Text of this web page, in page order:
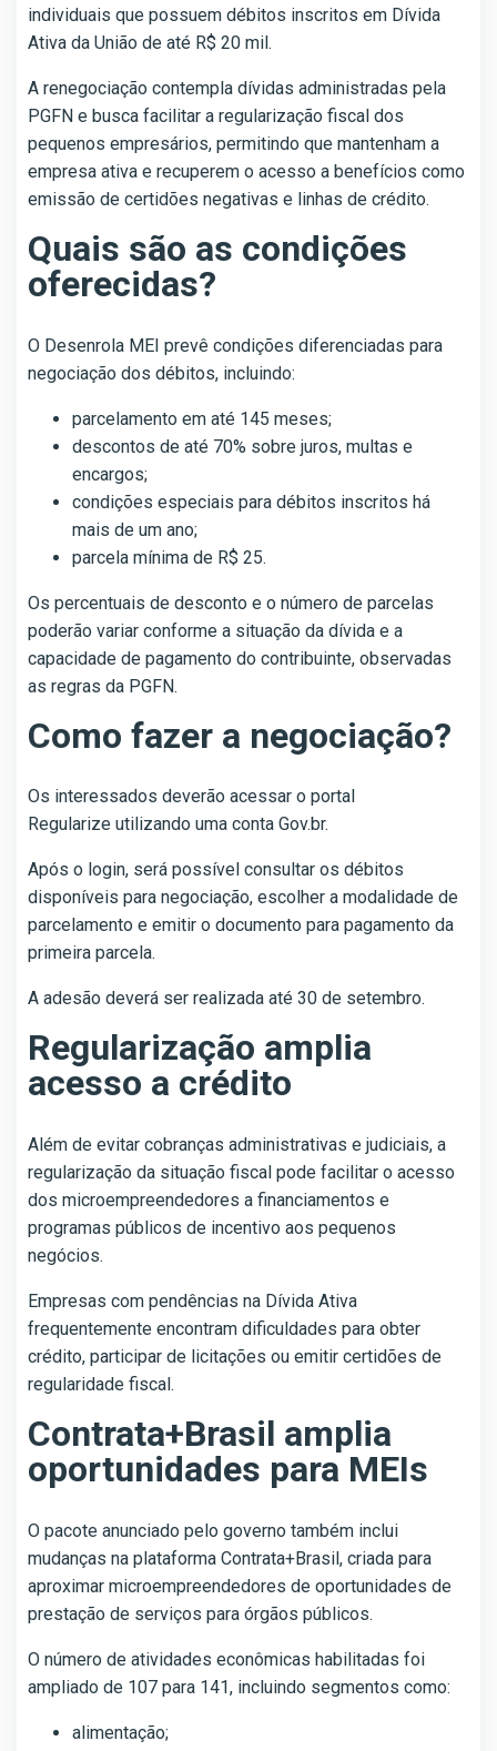
individuais que possuem débitos inscritos em Dívida
Ativa da União de até R$ 20 mil.
A renegociação contempla dívidas administradas pela
PGFN e busca facilitar a regularização fiscal dos
pequenos empresários, permitindo que mantenham a
empresa ativa e recuperem o acesso a benefícios como
emissão de certidões negativas e linhas de crédito.
Quais são as condições
oferecidas?
O Desenrola MEI prevê condições diferenciadas para
negociação dos débitos, incluindo:
parcelamento em até 145 meses;
descontos de até 70% sobre juros, multas e
encargos;
condições especiais para débitos inscritos há
mais de um ano;
parcela mínima de R$ 25.
Os percentuais de desconto e o número de parcelas
poderão variar conforme a situação da dívida e a
capacidade de pagamento do contribuinte, observadas
as regras da PGFN.
Como fazer a negociação?
Os interessados deverão acessar o portal
Regularize utilizando uma conta Gov.br.
Após o login, será possível consultar os débitos
disponíveis para negociação, escolher a modalidade de
parcelamento e emitir o documento para pagamento da
primeira parcela.
A adesão deverá ser realizada até 30 de setembro.
Regularização amplia
acesso a crédito
Além de evitar cobranças administrativas e judiciais, a
regularização da situação fiscal pode facilitar o acesso
dos microempreendedores a financiamentos e
programas públicos de incentivo aos pequenos
negócios.
Empresas com pendências na Dívida Ativa
frequentemente encontram dificuldades para obter
crédito, participar de licitações ou emitir certidões de
regularidade fiscal.
Contrata+Brasil amplia
oportunidades para MEIs
O pacote anunciado pelo governo também inclui
mudanças na plataforma Contrata+Brasil, criada para
aproximar microempreendedores de oportunidades de
prestação de serviços para órgãos públicos.
O número de atividades econômicas habilitadas foi
ampliado de 107 para 141, incluindo segmentos como:
alimentação;